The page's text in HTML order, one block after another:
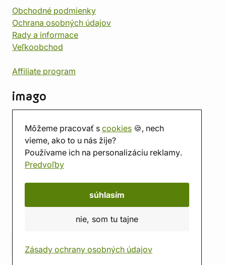
Môžeme pracovať s cookies 🍪, nech
vieme, ako to u nás žije?
Používame ich na personalizáciu reklamy.
Predvoľby
súhlasím
nie, som tu tajne
Zásady ochrany osobných údajov
Obchodné podmienky
Ochrana osobných údajov
Rady a informace
Veľkoobchod
Affiliate program
imago
Predajňa
Herňa
O nás
Hodnotenie obchodu